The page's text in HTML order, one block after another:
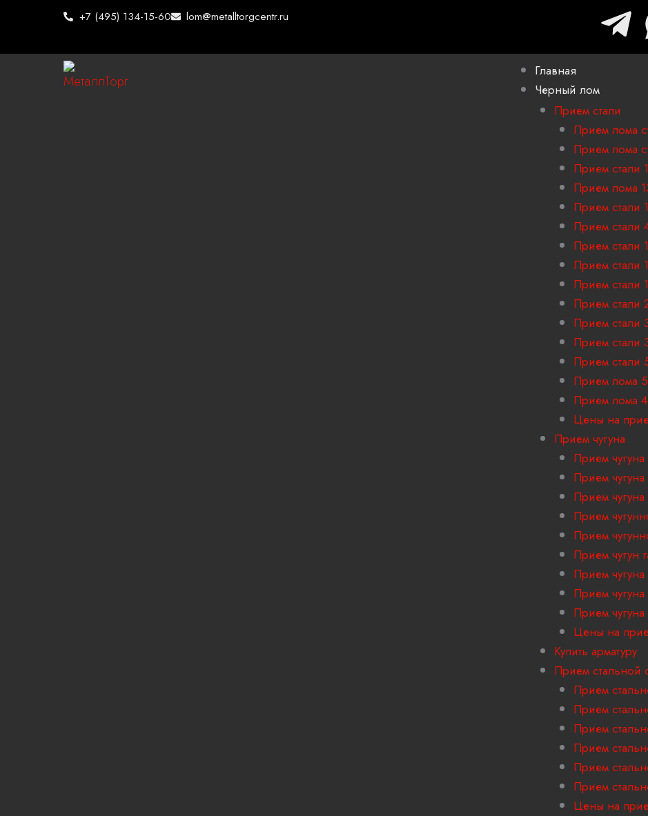
+7 (495) 134-15-60 lom@metalltorgcentr.ru T
e
e
g
r
a
m
-
p
l
a
n
e
Главная
Черный лом
Прием стали
Прием лома
Прием лома
Прием стали
Прием лома
Прием стали
Прием стали
Прием стали
Прием стали
Прием стали
Прием стали
Прием стали
Прием стали
Прием стали
Прием лома
Прием лома
Цены на
Прием чугуна
Прием чугуна
Прием
Прием
Прием
Прием
Прием чугун
Прием чугуна
Приём
Прием
Цены на
Купить арматуру
Прием стальной
Прием
Прием
Прием
Прием
Прием
Прием
Цены на